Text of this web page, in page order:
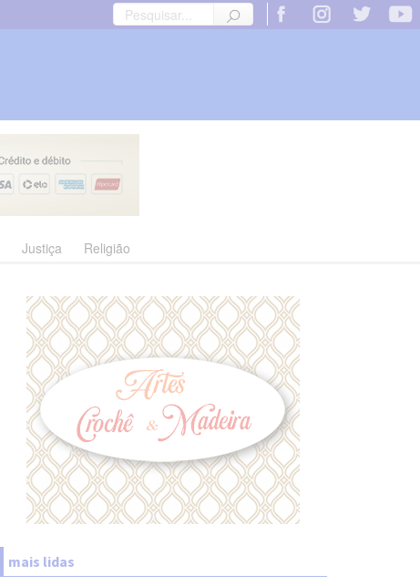
Justiça Religião
mais lidas